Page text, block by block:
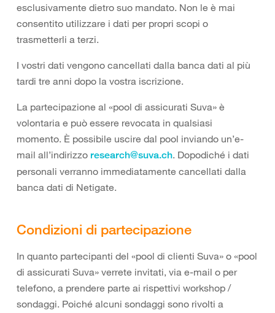
esclusivamente dietro suo mandato. Non le è mai
consentito utilizzare i dati per propri scopi o
trasmetterli a terzi.
I vostri dati vengono cancellati dalla banca dati al più
tardi tre anni dopo la vostra iscrizione.
La partecipazione al «pool di assicurati Suva» è
volontaria e può essere revocata in qualsiasi
momento. È possibile uscire dal pool inviando un’e-
mail all’indirizzo research@suva.ch. Dopodiché i dati
personali verranno immediatamente cancellati dalla
banca dati di Netigate.
Condizioni di partecipazione
In quanto partecipanti del «pool di clienti Suva» o «pool
di assicurati Suva» verrete invitati, via e-mail o per
telefono, a prendere parte ai rispettivi workshop /
sondaggi. Poiché alcuni sondaggi sono rivolti a